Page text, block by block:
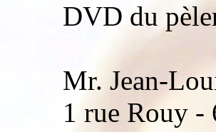
DVD du
Mr. Jean-
1 rue Rouy